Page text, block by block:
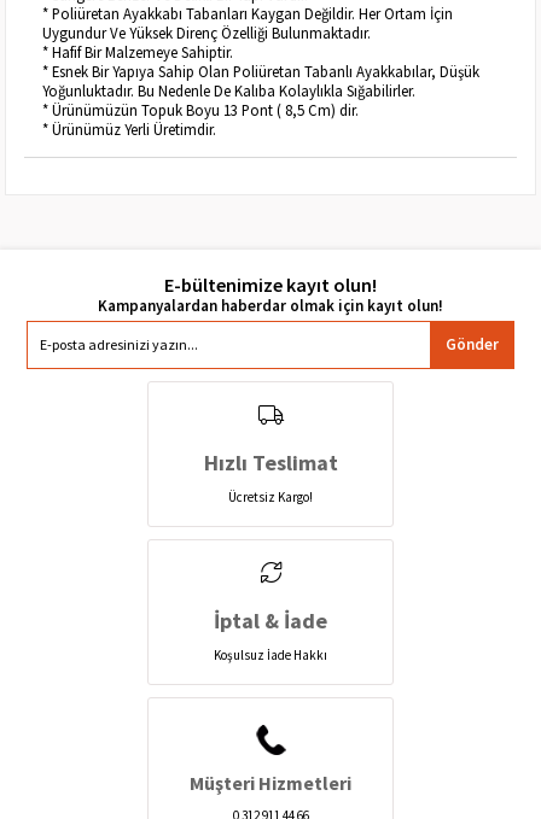
* Poliüretan Ayakkabı Tabanları Kaygan Değildir. Her Ortam İçin
Uygundur Ve Yüksek Direnç Özelliği Bulunmaktadır.
* Hafif Bir Malzemeye Sahiptir.
* Esnek Bir Yapıya Sahip Olan Poliüretan Tabanlı Ayakkabılar, Düşük
Yoğunluktadır. Bu Nedenle De Kalıba Kolaylıkla Sığabilirler.
* Ürünümüzün Topuk Boyu 13 Pont ( 8,5 Cm) dir.
* Ürünümüz Yerli Üretimdir.
E-bültenimize kayıt olun!
Gönder
Hızlı Teslimat
Ücretsiz Kargo!
İptal & İade
Koşulsuz İade Hakkı
Müşteri Hizmetleri
0 312 911 44 66